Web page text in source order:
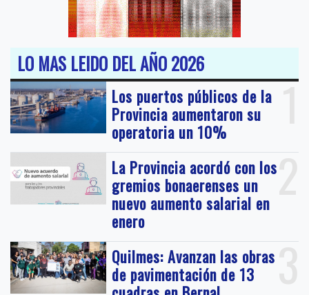
LO MAS LEIDO DEL AÑO 2026
1
Los puertos públicos de la
Provincia aumentaron su
operatoria un 10%
2
La Provincia acordó con los
gremios bonaerenses un
nuevo aumento salarial en
enero
3
Quilmes: Avanzan las obras
de pavimentación de 13